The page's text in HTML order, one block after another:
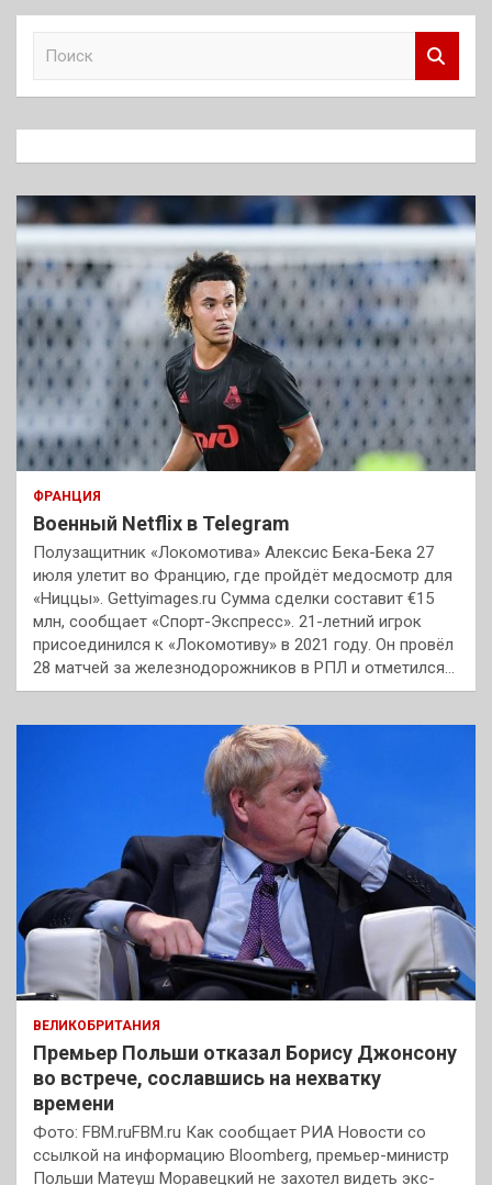
к
ФРАНЦИЯ
Военный Netflix в Telegram
Полузащитник «Локомотива» Алексис Бека-Бека 27
июля улетит во Францию, где пройдёт медосмотр для
«Ниццы». Gettyimages.ru Сумма сделки составит €15
млн, сообщает «Спорт-Экспресс». 21-летний игрок
присоединился к «Локомотиву» в 2021 году. Он провёл
28 матчей за железнодорожников в РПЛ и отметился…
ВЕЛИКОБРИТАНИЯ
Премьер Польши отказал Борису Джонсону
во встрече, сославшись на нехватку
времени
Фото: FBM.ruFBM.ru Как сообщает РИА Новости со
ссылкой на информацию Bloomberg, премьер-министр
Польши Матеуш Моравецкий не захотел видеть экс-